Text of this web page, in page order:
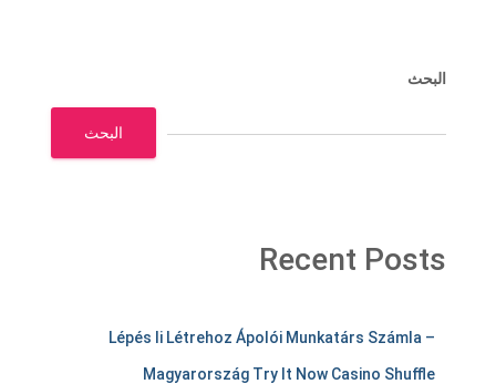
البحث
البحث
Recent Posts
e
Lépés Ii Létrehoz Ápolói Munkatárs Számla –
Magyarország Try It Now Casino Shuffle